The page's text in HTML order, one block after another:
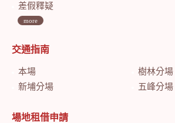
差假釋疑
more
交通指南
本場
樹林分場
新埔分場
五峰分場
場地租借申請